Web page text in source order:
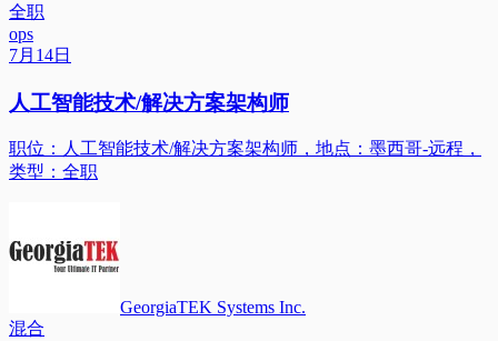
全职
ops
7月14日
人工智能技术/解决方案架构师
职位：人工智能技术/解决方案架构师，地点：墨西哥-远程，
类型：全职
GeorgiaTEK Systems Inc.
混合